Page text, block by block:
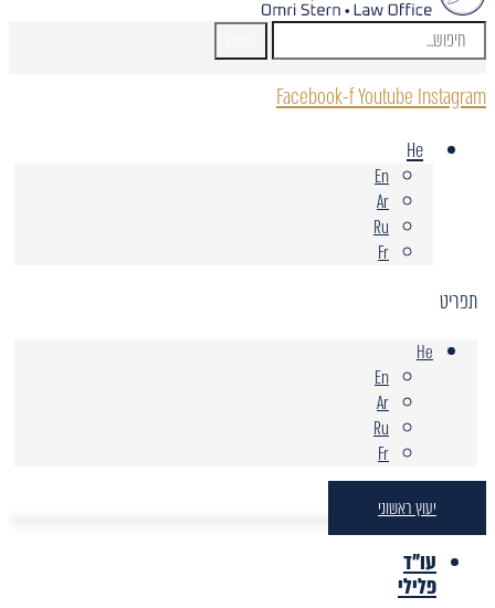
Facebook-fYoutube Instagram
He
En
Ar
Ru
Fr
תפריט
He
En
Ar
Ru
Fr
יעוץ ראשוני
עו"ד
פלילי